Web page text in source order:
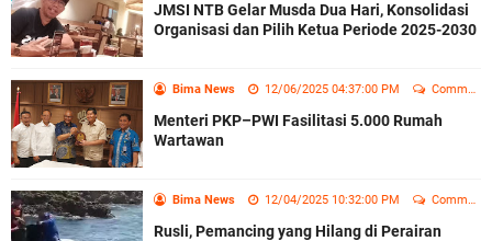
JMSI NTB Gelar Musda Dua Hari, Konsolidasi
Organisasi dan Pilih Ketua Periode 2025-2030
Bima News 12/06/2025 04:37:00 PM Comment
Menteri PKP–PWI Fasilitasi 5.000 Rumah
Wartawan
Bima News 12/04/2025 10:32:00 PM Comment
Rusli, Pemancing yang Hilang di Perairan